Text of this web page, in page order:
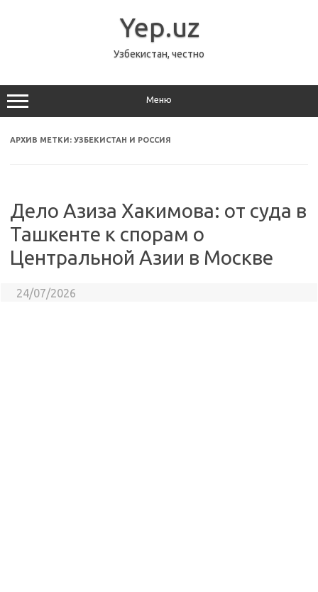
Yep.uz
Узбекистан, честно
Меню
АРХИВ МЕТКИ: УЗБЕКИСТАН И РОССИЯ
Дело Азиза Хакимова: от суда в
Ташкенте к спорам о
Центральной Азии в Москве
24/07/2026